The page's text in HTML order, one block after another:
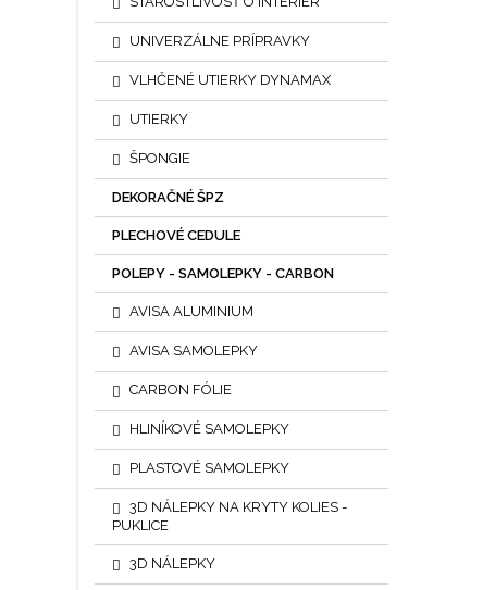
UNIVERZÁLNE PRÍPRAVKY
VLHČENÉ UTIERKY DYNAMAX
UTIERKY
ŠPONGIE
DEKORAČNÉ ŠPZ
PLECHOVÉ CEDULE
POLEPY - SAMOLEPKY - CARBON
AVISA ALUMINIUM
AVISA SAMOLEPKY
CARBON FÓLIE
HLINÍKOVÉ SAMOLEPKY
PLASTOVÉ SAMOLEPKY
3D NÁLEPKY NA KRYTY KOLIES -
PUKLICE
3D NÁLEPKY